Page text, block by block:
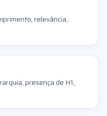
relevância,
presença de H1,